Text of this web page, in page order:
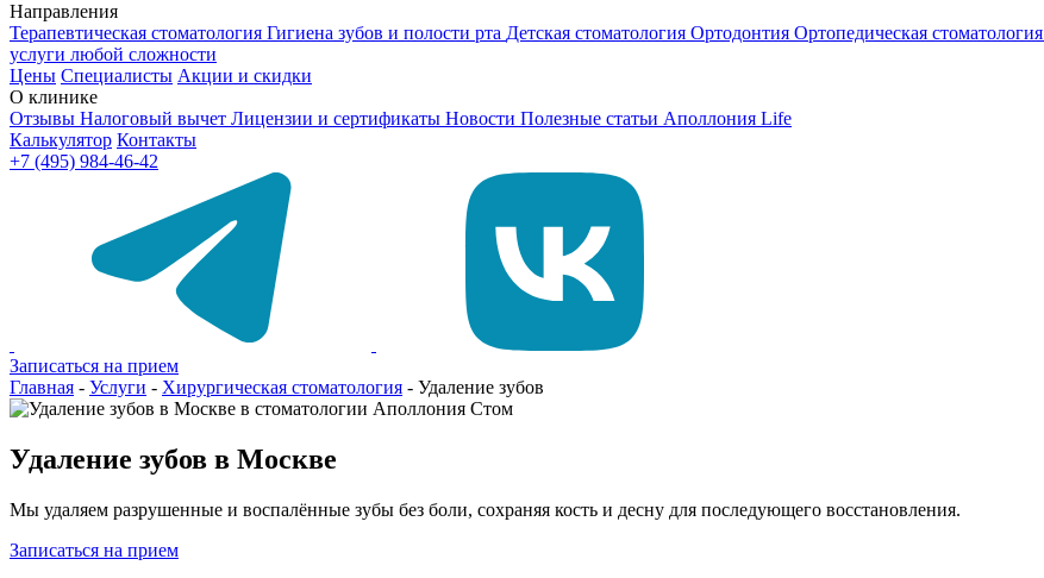
Направления
Терапевтическая стоматология Гигиена зубов и полости рта Детская стоматология Ортодонтия Ортопедическая стоматология
услуги любой сложности
Цены Специалисты Акции и скидки
О клинике
Отзывы Налоговый вычет Лицензии и сертификаты Новости Полезные статьи Аполлония Life
Калькулятор Контакты
+7 (495) 984-46-42
Записаться на прием
Главная - Услуги - Хирургическая стоматология - Удаление зубов
Удаление зубов в Москве
Мы удаляем разрушенные и воспалённые зубы без боли, сохраняя кость и десну для последующего восстановления.
Записаться на прием